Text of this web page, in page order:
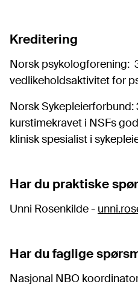
Kreditering
Norsk psykologforening:
vedlikeholdsaktivitet for
Norsk
kurstimekravet i NSFs
klinisk spesialist i
Har du praktiske
Unni Rosenkilde -
Har du faglige
Nasjonal NBO